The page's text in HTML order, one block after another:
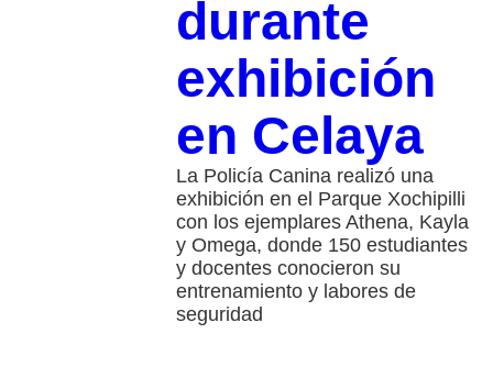
durante
exhibición
en Celaya
La Policía Canina realizó una
exhibición en el Parque Xochipilli
con los ejemplares Athena, Kayla
y Omega, donde 150 estudiantes
y docentes conocieron su
entrenamiento y labores de
seguridad